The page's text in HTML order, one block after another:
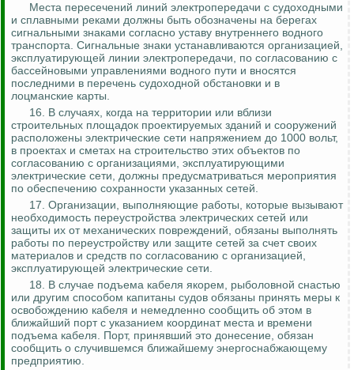
Места пересечений линий электропередачи с судоходными
и сплавными реками должны быть обозначены на берегах
сигнальными знаками согласно уставу внутреннего водного
транспорта. Сигнальные знаки устанавливаются организацией,
эксплуатирующей линии электропередачи, по согласованию с
бассейновыми управлениями водного пути и вносятся
последними в перечень судоходной обстановки и в
лоцманские карты.
16. В случаях, когда на территории или вблизи
строительных площадок проектируемых зданий и сооружений
расположены электрические сети напряжением до 1000 вольт,
в проектах и сметах на строительство этих объектов по
согласованию с организациями, эксплуатирующими
электрические сети, должны предусматриваться мероприятия
по обеспечению сохранности указанных сетей.
17. Организации, выполняющие работы, которые вызывают
необходимость переустройства электрических сетей или
защиты их от механических повреждений, обязаны выполнять
работы по переустройству или защите сетей за счет своих
материалов и средств по согласованию с организацией,
эксплуатирующей электрические сети.
18. В случае подъема кабеля якорем, рыболовной снастью
или другим способом капитаны судов обязаны принять меры к
освобождению кабеля и немедленно сообщить об этом в
ближайший порт с указанием координат места и времени
подъема кабеля. Порт, принявший это донесение, обязан
сообщить о случившемся ближайшему энергоснабжающему
предприятию.